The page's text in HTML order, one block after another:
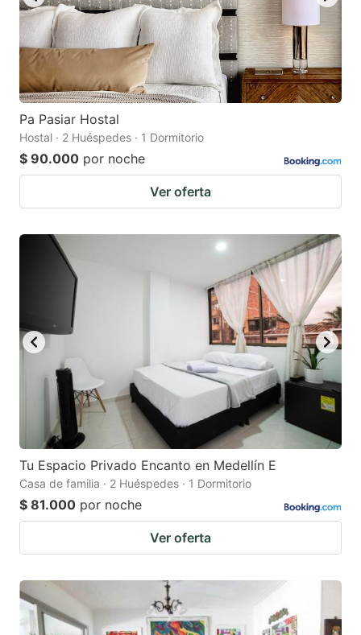
Pa Pasiar Hostal
Hostal · 2 Huéspedes · 1 Dormitorio
$ 90.000 por noche
Ver oferta
Tu Espacio Privado Encanto en Medellín E
Casa de familia · 2 Huéspedes · 1 Dormitorio
$ 81.000 por noche
Ver oferta